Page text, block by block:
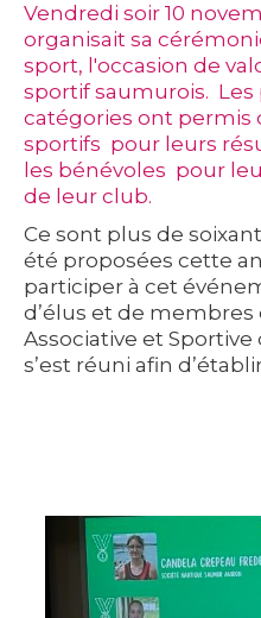
Vendredi soir 10
organisait sa
sport, l'occasion de
sportif saumurois. Les
catégories ont permis
sportifs pour leurs
les bénévoles pour
de leur club.
Ce sont plus de
été proposées cette
participer à cet
d’élus et de membres
Associative et
s’est réuni afin